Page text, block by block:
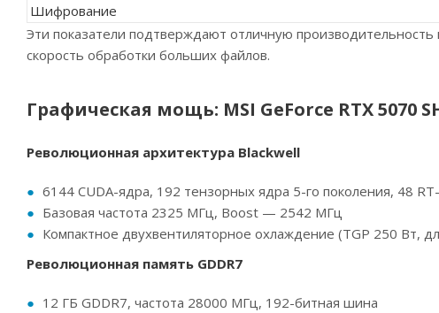
Шифрование
Эти показатели подтверждают отличную
скорость обработки больших файлов.
Графическая мощь: MSI GeForce RTX 5070
Революционная архитектура Blackwell
6144 CUDA-ядра, 192 тензорных ядра 5-го поколения, 48
Базовая частота 2325 МГц, Boost — 2542 МГц
Компактное двухвентиляторное охлаждение (TGP 250 Вт,
Революционная память GDDR7
12 ГБ GDDR7, частота 28000 МГц, 192-битная шина